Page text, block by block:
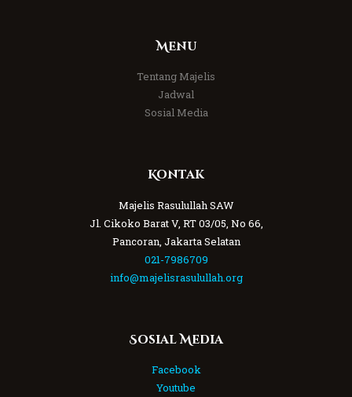
Menu
Tentang Majelis
Jadwal
Sosial Media
Kontak
Majelis Rasulullah SAW
Jl. Cikoko Barat V, RT 03/05, No 66,
Pancoran, Jakarta Selatan
021-7986709
info@majelisrasulullah.org
Sosial Media
Facebook
Youtube